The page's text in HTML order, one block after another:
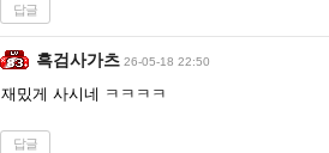
답글
흑검사가츠 26-05-18 22:50
재밌게 사시네 ㅋㅋㅋㅋ
답글